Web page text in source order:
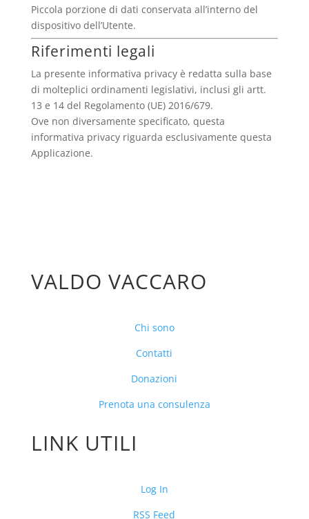
Piccola porzione di dati conservata all’interno del
dispositivo dell’Utente.
Riferimenti legali
La presente informativa privacy è redatta sulla base
di molteplici ordinamenti legislativi, inclusi gli artt.
13 e 14 del Regolamento (UE) 2016/679.
Ove non diversamente specificato, questa
informativa privacy riguarda esclusivamente questa
Applicazione.
VALDO VACCARO
Chi sono
Contatti
Donazioni
Prenota una consulenza
LINK UTILI
Log In
RSS Feed